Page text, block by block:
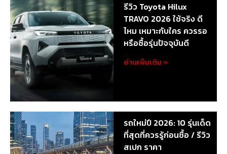
รีวิว Toyota Hilux
TRAVO 2026 ใช้จริง ดี
ไหม เหมาะกับใคร ควรรอ
หรือซื้อรุ่นปัจจุบันดี
อ่านเพิ่มเติม »
รถใหม่ปี 2026: 10 รุ่นเด็ด
ที่สุดที่ควรรู้ก่อนซื้อ / รีวิว
สเปก ราคา